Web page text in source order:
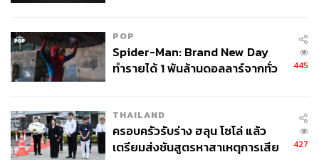
POP
Spider-Man: Brand New Day
ทำรายได้ 1 พันล้านดอลลาร์จากทั่ว
445
THAILAND
ครอบครัวรับร่าง ฮลุน โซโล่ แล้ว
เตรียมส่งชันสูตรหาสาเหตุการเสีย
427